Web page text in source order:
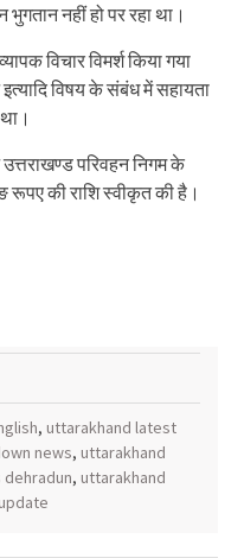
नहीं हो पर रहा था।
विचार विमर्श किया गया
विषय के संबंध में सहायता
परिवहन निगम के
रूपए की राशि स्वीकृत की है।
, uttarakhand latest
news, uttarakhand
, uttarakhand